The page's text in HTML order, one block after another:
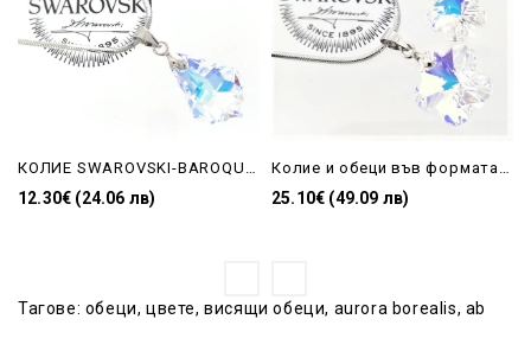
12.30€ (24.06 лв) 25.10€ (49.09 лв)
Тагове: обеци,цвете,висящи обеци, aurora borealis, ab